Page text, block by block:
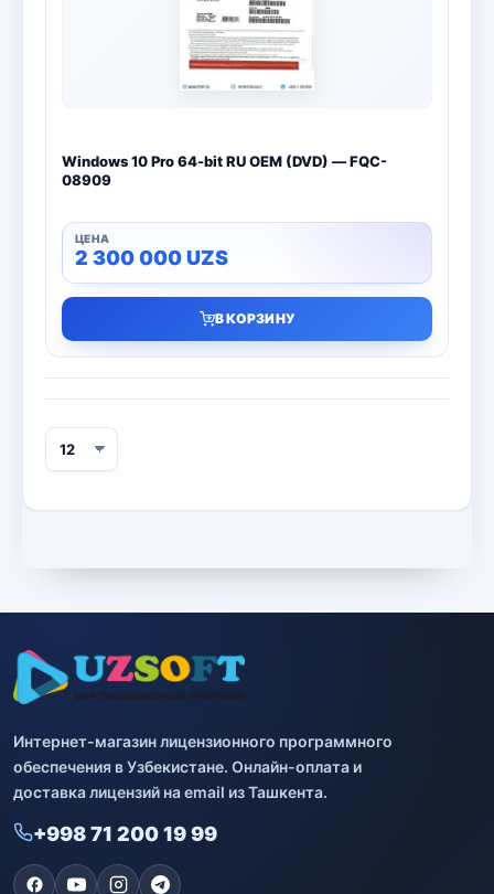
Bitdefender
Dr.Web 4
Jivo 3
3
Windows 10 Pro 64-bit RU OEM (DVD) — FQC-
08909
2 300 000UZS
В КОРЗИНУ
Интернет-магазин лицензионного программного
обеспечения в Узбекистане. Онлайн-оплата и
доставка лицензий на email из Ташкента.
+998 71 200 19 99